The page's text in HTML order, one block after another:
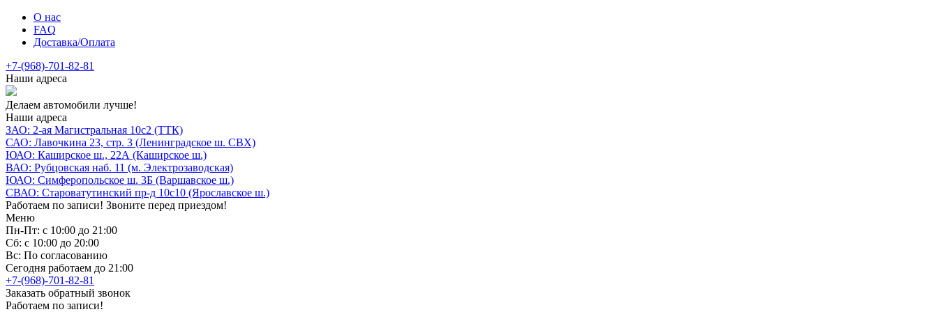
О нас
FAQ
Доставка/Оплата
+7-(968)-701-82-81
Наши адреса
Делаем автомобили лучше!
Наши адреса
ЗАО: 2-ая Магистральная 10с2 (ТТК)
САО: Лавочкина 23, стр. 3 (Ленинградское ш. СВХ)
ЮАО: Каширское ш., 22А (Каширское ш.)
ВАО: Рубцовская наб. 11 (м. Электрозаводская)
ЮАО: Симферопольское ш. 3Б (Варшавское ш.)
СВАО: Староватутинский пр-д 10с10 (Ярославское ш.)
Работаем по записи! Звоните перед приездом!
Меню
Пн-Пт: с 10:00 до 21:00
Сб: с 10:00 до 20:00
Вс: По согласованию
Сегодня работаем до 21:00
+7-(968)-701-82-81
Заказать обратный звонок
Работаем по записи!